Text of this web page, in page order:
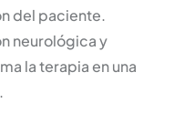
del paciente.
neurológica y
la terapia en una